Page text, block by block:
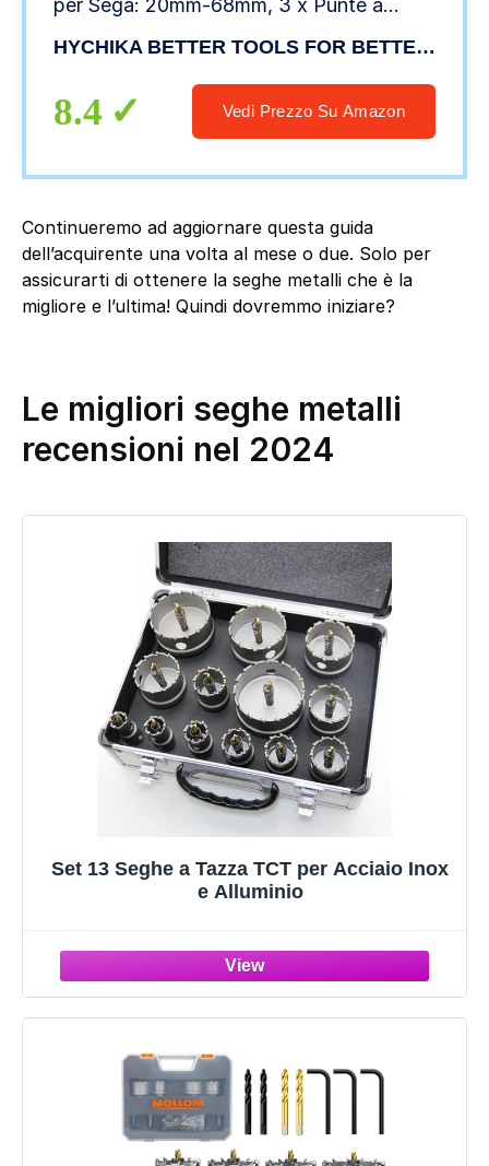
per Sega: 20mm-68mm, 3 x Punte a
Forare, 2 x Mandrini, 1 x Chiave
HYCHIKA BETTER TOOLS FOR BETTER LIFE
8.4 Vedi Prezzo Su Amazon
Continueremo ad aggiornare questa guida
dell’acquirente una volta al mese o due. Solo per
assicurarti di ottenere la seghe metalli che è la
migliore e l’ultima! Quindi dovremmo iniziare?
Le migliori seghe metalli
recensioni nel 2024
Set 13 Seghe a Tazza TCT per Acciaio Inox
e Alluminio